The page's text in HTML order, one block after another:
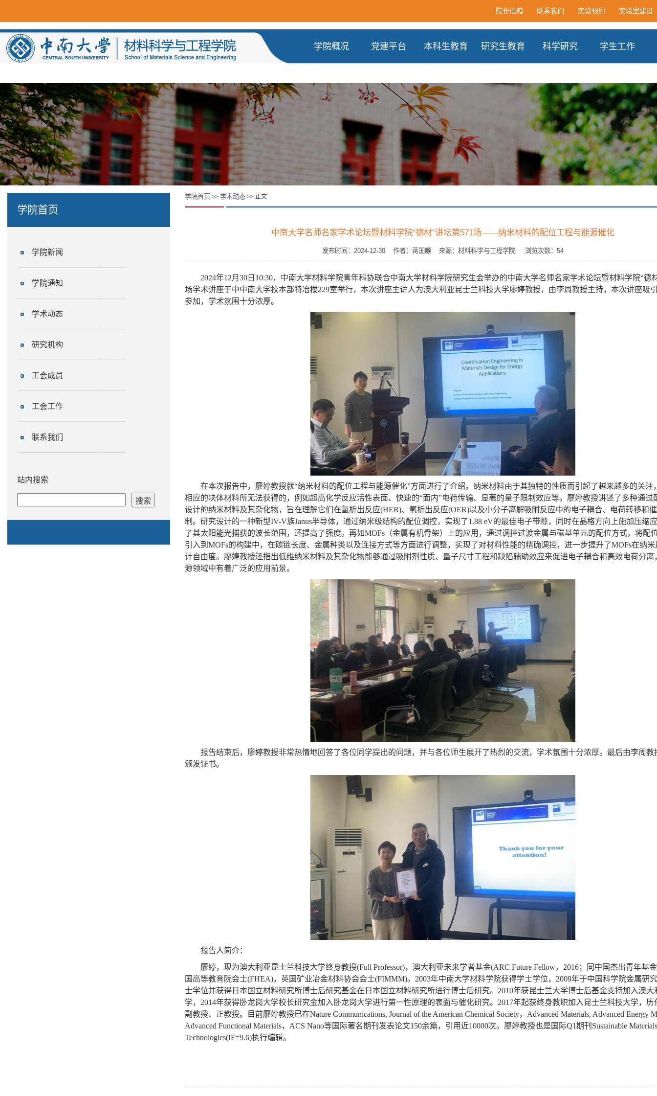
院长信箱 联系我们 实验预约 实验室建设
学院概况 党建平台 本科生教育 研究生教育 科学研究 学生工作
学院首页
学院新闻
学院通知
学术动态
研究机构
工会成员
工会工作
联系我们
站内搜索
学院首页 >> 学术动态>> 正文
中南大学名师名家学术论坛暨材料学院“德材”讲坛第571场——纳米材料的配位工程与能源催化
发布时间：2024-12-30 作者：蒋国顺 来源：材料科学与工程学院 浏览次数：54
2024年12月 30日 10:30，中南大学材料学院青年科协联合中南大学材料学院研究生会举办的中南大学名师名家学术论坛暨材料学院“德
场学术讲座于中中南大学校本部特冶楼229室举行，本次讲座主讲人为澳大利亚昆士兰科技大学廖婷教授，由李周教授主持，本次讲座吸
参加，学术氛围十分浓厚。
在本次报告中， 廖婷教授就“纳米材料的配位工程与能源催化”方面进行了介绍。纳米材料由于其独特的性质而引起了越来越多的关注
相应的块体材料所无法获得的，例如超高化学反应活性表面、快速的“面内”电荷传输、显著的量子限制效应等。廖婷教授讲述了多种通过
设计的纳米材料及其杂化物，旨在理解它们在氢析出反应(HER)、氧析出反应(OER)以及小分子离解吸附反应中的电子耦合、电荷转移和
制。研究设计的一种新型IV-V族Janus半导体，通过纳米级结构的配位调控，实现了1.88 eV的最佳电子带隙，同时在晶格方向上施加压缩
了其太阳能光捕获的波长范围，还提高了强度。再如MOFs（金属有机骨架）上的应用，通过调控过渡金属与碳基单元的配位方式，将配
引入到 MOFs的构建中，在碳链长度、金属种类以及连接方式等方面进行调整，实现了对材料性能的精确调控，进一步提升了MOFs在纳米
计自由度。廖婷教授还指出低维纳米材料及其杂化物能够通过吸附剂性质、量子尺寸工程和缺陷辅助效应来促进电子耦合和高效电荷分离
源领域中有着广泛的应用前景。
报告结束后，廖婷教授非常热情地回答了各位同学提出的问题，并与各位师生展开了热烈的交流，学术氛围十分浓厚。最后由李周教
颁发证书。
报告人简介：
廖婷，现为澳大利亚昆士兰科技大学终身教授(Full Professor)，澳大利亚未来学者基金(ARC Future Fellow， 2016；同中国杰出青年基金
国高等教育院会士(FHEA)，英国矿业冶金材料协会会士(FIMMM)。 2003年中南大学材料学院获得学士学位， 2009年于中国科学院金属研
士学位并获得日本国立材料研究所博士后研究基金在日本国立材料研究所进行博士后研究。 2010年获昆士兰大学博士后基金支持加入澳大
学， 2014年获得卧龙岗大学校长研究金加入卧龙岗大学进行第一性原理的表面与催化研究。 2017年起获终身教职加入昆士兰科技大学，历
副教授、正教授。目前廖婷教授已在Nature Communications, Journal of the American Chemical Society， Advanced Materials, Advanced Energy
Advanced Functional Materials， ACS Nano等国际著名期刊发表论文150余篇，引用近10000次。廖婷教授也是国际Q1期刊 Sustainable
Technologics(IF=9.6)执行编辑。